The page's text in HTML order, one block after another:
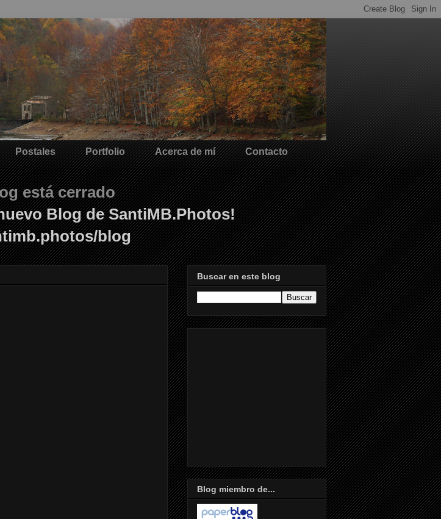
Postales Portfolio Acerca de mí Contacto
está cerrado
Blog de SantiMB.Photos!
blog
Buscar en este blog
Blog miembro de...